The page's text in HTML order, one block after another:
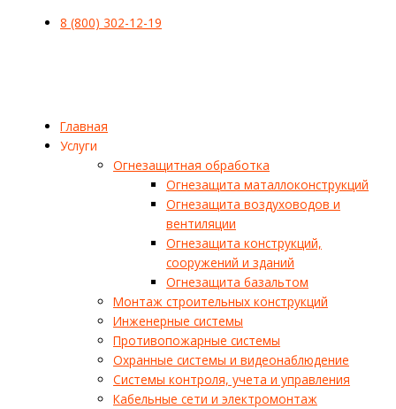
8 (800) 302-12-19
Главная
Услуги
Огнезащитная обработка
Огнезащита маталлоконструкций
Огнезащита воздуховодов и
вентиляции
Огнезащита конструкций,
сооружений и зданий
Огнезащита базальтом
Монтаж строительных конструкций
Инженерные системы
Противопожарные системы
Охранные системы и видеонаблюдение
Системы контроля, учета и управления
Кабельные сети и электромонтаж